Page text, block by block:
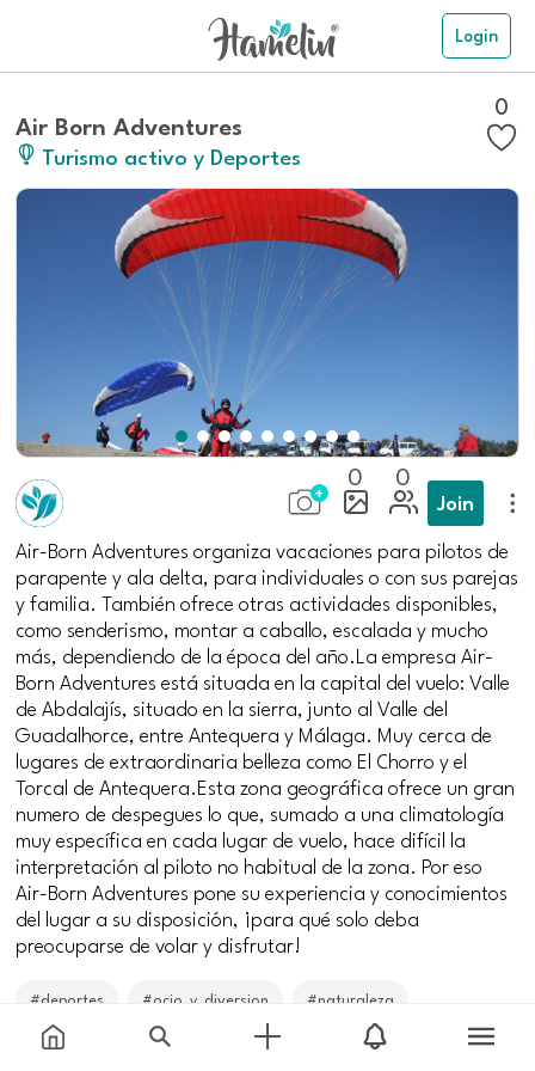
Login
Air Born Adventures
Turismo activo y Deportes
0
0 0
Join
Air-Born Adventures organiza vacaciones para pilotos de
parapente y ala delta, para individuales o con sus parejas
y familia. También ofrece otras actividades disponibles,
como senderismo, montar a caballo, escalada y mucho
más, dependiendo de la época del año.La empresa Air-
Born Adventures está situada en la capital del vuelo: Valle
de Abdalajís, situado en la sierra, junto al Valle del
Guadalhorce, entre Antequera y Málaga. Muy cerca de
lugares de extraordinaria belleza como El Chorro y el
Torcal de Antequera.Esta zona geográfica ofrece un gran
numero de despegues lo que, sumado a una climatología
muy específica en cada lugar de vuelo, hace difícil la
interpretación al piloto no habitual de la zona. Por eso
Air-Born Adventures pone su experiencia y conocimientos
del lugar a su disposición, ¡para qué solo deba
preocuparse de volar y disfrutar!
#deportes #ocio_y_diversion #naturaleza
Price